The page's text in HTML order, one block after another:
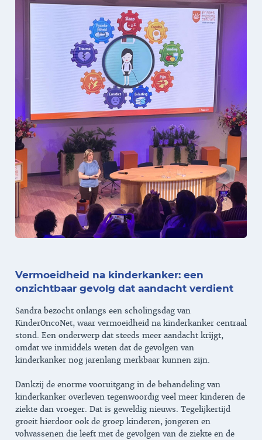
Vermoeidheid na kinderkanker: een
onzichtbaar gevolg dat aandacht verdient
Sandra bezocht onlangs een scholingsdag van
KinderOncoNet, waar vermoeidheid na kinderkanker centraal
stond. Een onderwerp dat steeds meer aandacht krijgt,
omdat we inmiddels weten dat de gevolgen van
kinderkanker nog jarenlang merkbaar kunnen zijn.
Dankzij de enorme vooruitgang in de behandeling van
kinderkanker overleven tegenwoordig veel meer kinderen de
ziekte dan vroeger. Dat is geweldig nieuws. Tegelijkertijd
groeit hierdoor ook de groep kinderen, jongeren en
volwassenen die leeft met de gevolgen van de ziekte en de